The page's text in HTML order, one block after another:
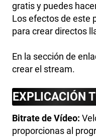
gratis y puedes
Los efectos de este
para crear directos
En la sección de
crear el stream.
EXPLICACIÓN
Bitrate de Vídeo:
proporcionas al